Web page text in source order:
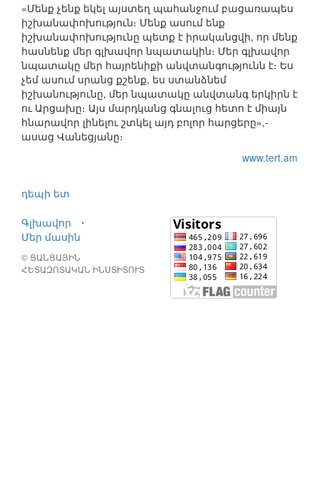
«Մենք չենք եկել այստեղ պահանջում բացառապես
իշխանափոխություն։ Մենք ասում ենք
իշխանափոխությունը պետք է իրականցվի, որ մենք
հասնենք մեր գլխավոր նպատակին։ Մեր գլխավոր
նպատակը մեր հայրենիքի անվտանգությունն է։ Ես
չեմ ասում սրանց քշենք, ես ստանձնեմ
իշխանությունը, մեր նպատակը անվտանգ երկիրն է
ու Արցախը։ Այս մարդկանց գնալուց հետո է միայն
հնարավոր լինելու շտկել այդ բոլոր հարցերը»,-
ասաց Վանեցյանը։
www.tert.am
դեպի ետ
Գլխավոր
⋅
Մեր մասին
© ՑԱՆՑԱՅԻՆ
ՀԵՏԱԶՈՏԱԿԱՆ ԻՆՍՏԻՏՈՒՏ